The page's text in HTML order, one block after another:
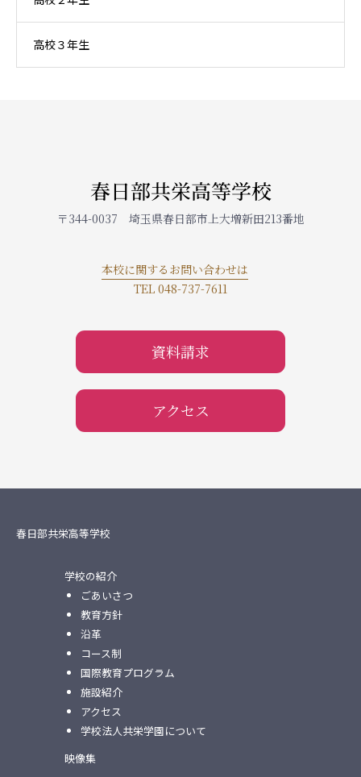
高校３年生
春日部共栄高等学校
〒344-0037 埼玉県春日部市上大増新田213番地
本校に関するお問い合わせは
TEL 048-737-7611
資料請求
アクセス
春日部共栄高等学校
学校の紹介
ごあいさつ
教育方針
沿革
コース制
国際教育プログラム
施設紹介
アクセス
学校法人共栄学園について
映像集